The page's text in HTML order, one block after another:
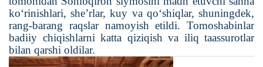
ko‘rinishlari, she’rlar, kuy va qo‘shiqlar, shuningdek,
rang-barang raqslar namoyish etildi. Tomoshabinlar
badiiy chiqishlarni katta qiziqish va iliq taassurotlar
bilan qarshi oldilar.